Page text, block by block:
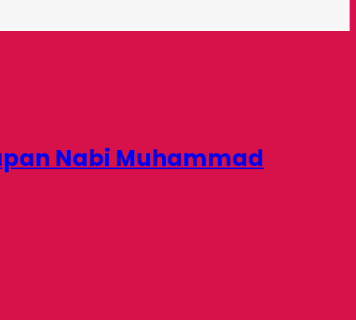
Nabi Muhammad